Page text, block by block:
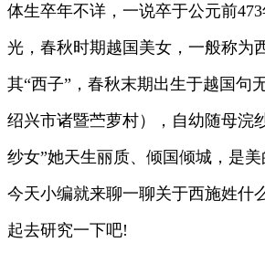
体生卒年不详，一说卒于公元前
光，春秋时期越国美女，一般称为
其“西子”，春秋末期出生于越国句
绍兴市诸暨苎萝村），自幼随母浣
纱女”她天生丽质、倾国倾城，是美
今天小编就来聊一聊关于西施姓什
起去研究一下吧!